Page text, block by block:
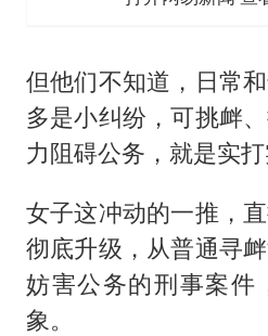
但他们不知道，日常
多是小纠纷，可挑衅
力阻碍公务，就是实打
女子这冲动的一推，
彻底升级，从普通寻
妨害公务的刑事案件
象。